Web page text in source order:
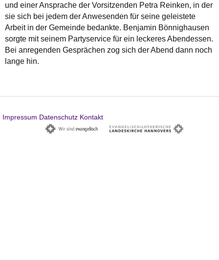
und einer Ansprache der Vorsitzenden Petra Reinken, in der
sie sich bei jedem der Anwesenden für seine geleistete
Arbeit in der Gemeinde bedankte. Benjamin Bönnighausen
sorgte mit seinem Partyservice für ein leckeres Abendessen.
Bei anregenden Gesprächen zog sich der Abend dann noch
lange hin.
Impressum Datenschutz Kontakt